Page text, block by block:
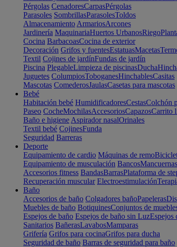
Pérgolas CenadoresCarpasPérgolas
Parasoles SombrillasParasolesToldos
Almacenamiento ArmariosArcones
Jardinería MaquinariaHuertos UrbanosRiego
Cocina BarbacoasCocina de exterior
Decoración Grifos y fuentesEstatuasMacetas
Textil Cojines de jardínFundas de jardín
Piscina PlegableLimpieza de piscinasDucha
Juguetes ColumpiosToboganesHinchablesCasitas
Mascotas ComederosJaulasCasetas para mascotas
Bebé
Habitación bebé HumidificadoresCestasColchón
Paseo CocheMochilasAccesoriosCapazosCarrito
Baño e higiene Aspirador nasalOrinales
Textil bebé CojinesFunda
Seguridad Barreras
Deporte
Equipamiento de cardio Máquinas de remo
Equipamiento de musculación BancosMancuernas
Accesorios fitness BandasBarrasPlataforma de
Recuperación muscular Electroestimulación
Baño
Accesorios de baño Colgadores bañoPapeleras
Muebles de baño BotiquinesConjuntos de
Espejos de baño Espejos de baño sin LuzEspejos
Sanitarios BañerasLavabosMamparas
Grifería Grifos para cocinaGrifos para ducha
Seguridad de baño Barras de seguridad para baño